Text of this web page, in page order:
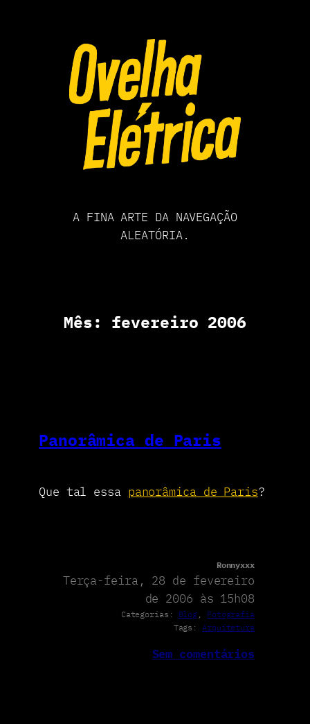
A FINA ARTE DA NAVEGAÇÃO
ALEATÓRIA.
Mês: fevereiro 2006
Panorâmica de Paris
Que tal essa panorâmica de Paris?
Ronnyxxx
Terça-feira, 28 de fevereiro
de 2006 às 15h08
Categorias: Blog
Fotografia
Tags: Arquitetura
Sem comentários